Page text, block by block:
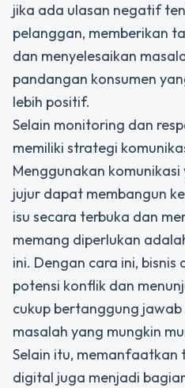
jika ada ulasan negatif
pelanggan, memberikan
dan menyelesaikan
pandangan konsumen
lebih positif.
Selain monitoring dan
memiliki strategi
Menggunakan
jujur dapat membangun
isu secara terbuka dan
memang diperlukan
ini. Dengan cara ini,
potensi konflik dan
cukup bertanggung
masalah yang mungkin
Selain itu,
digital juga menjadi